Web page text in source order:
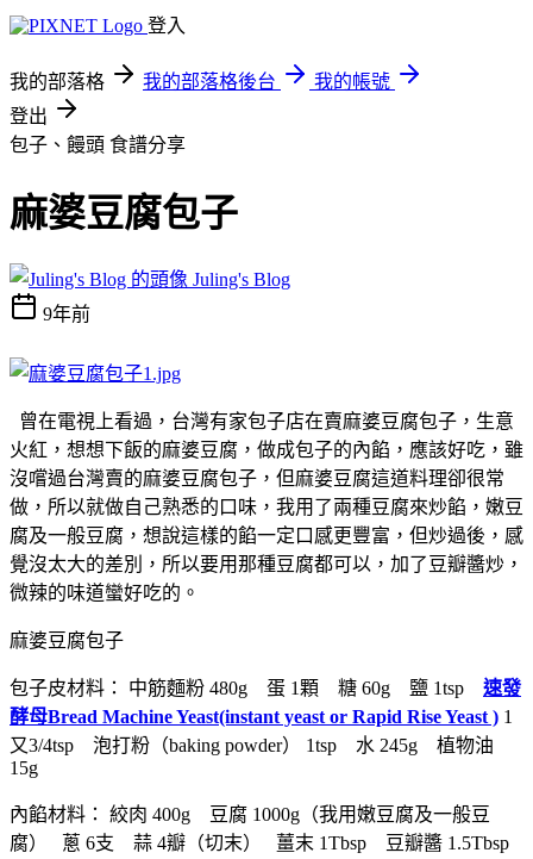
登入
我的部落格 我的部落格後台
我的帳號
登出
包子、饅頭 食譜分享
麻婆豆腐包子
Juling's Blog
9年前
曾在電視上看過，台灣有家包子店在賣麻婆豆腐包子，生意
火紅，想想下飯的麻婆豆腐，做成包子的內餡，應該好吃，雖
沒嚐過台灣賣的麻婆豆腐包子，但麻婆豆腐這道料理卻很常
做，所以就做自己熟悉的口味，我用了兩種豆腐來炒餡，嫩豆
腐及一般豆腐，想說這樣的餡一定口感更豐富，但炒過後，感
覺沒太大的差別，所以要用那種豆腐都可以，加了豆瓣醬炒，
微辣的味道蠻好吃的。
麻婆豆腐包子
包子皮材料： 中筋麵粉 480g 蛋 1顆 糖 60g 鹽 1tsp 速發
酵母Bread Machine Yeast(instant yeast or Rapid Rise Yeast ) 1
又3/4tsp 泡打粉（baking powder） 1tsp 水 245g 植物油
15g
內餡材料： 絞肉 400g 豆腐 1000g（我用嫩豆腐及一般豆
腐） 蔥 6支 蒜 4瓣（切末） 薑末 1Tbsp 豆瓣醬 1.5Tbsp